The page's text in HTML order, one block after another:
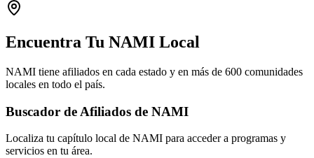
Encuentra Tu NAMI Local
NAMI tiene afiliados en cada estado y en más de 600 comunidades
locales en todo el país.
Buscador de Afiliados de NAMI
Localiza tu capítulo local de NAMI para acceder a programas y
servicios en tu área.